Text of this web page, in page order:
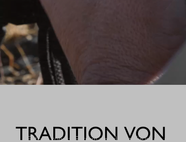
Extrem robust. Extrem zuverlässig: Sie ist die
TRADITION VON